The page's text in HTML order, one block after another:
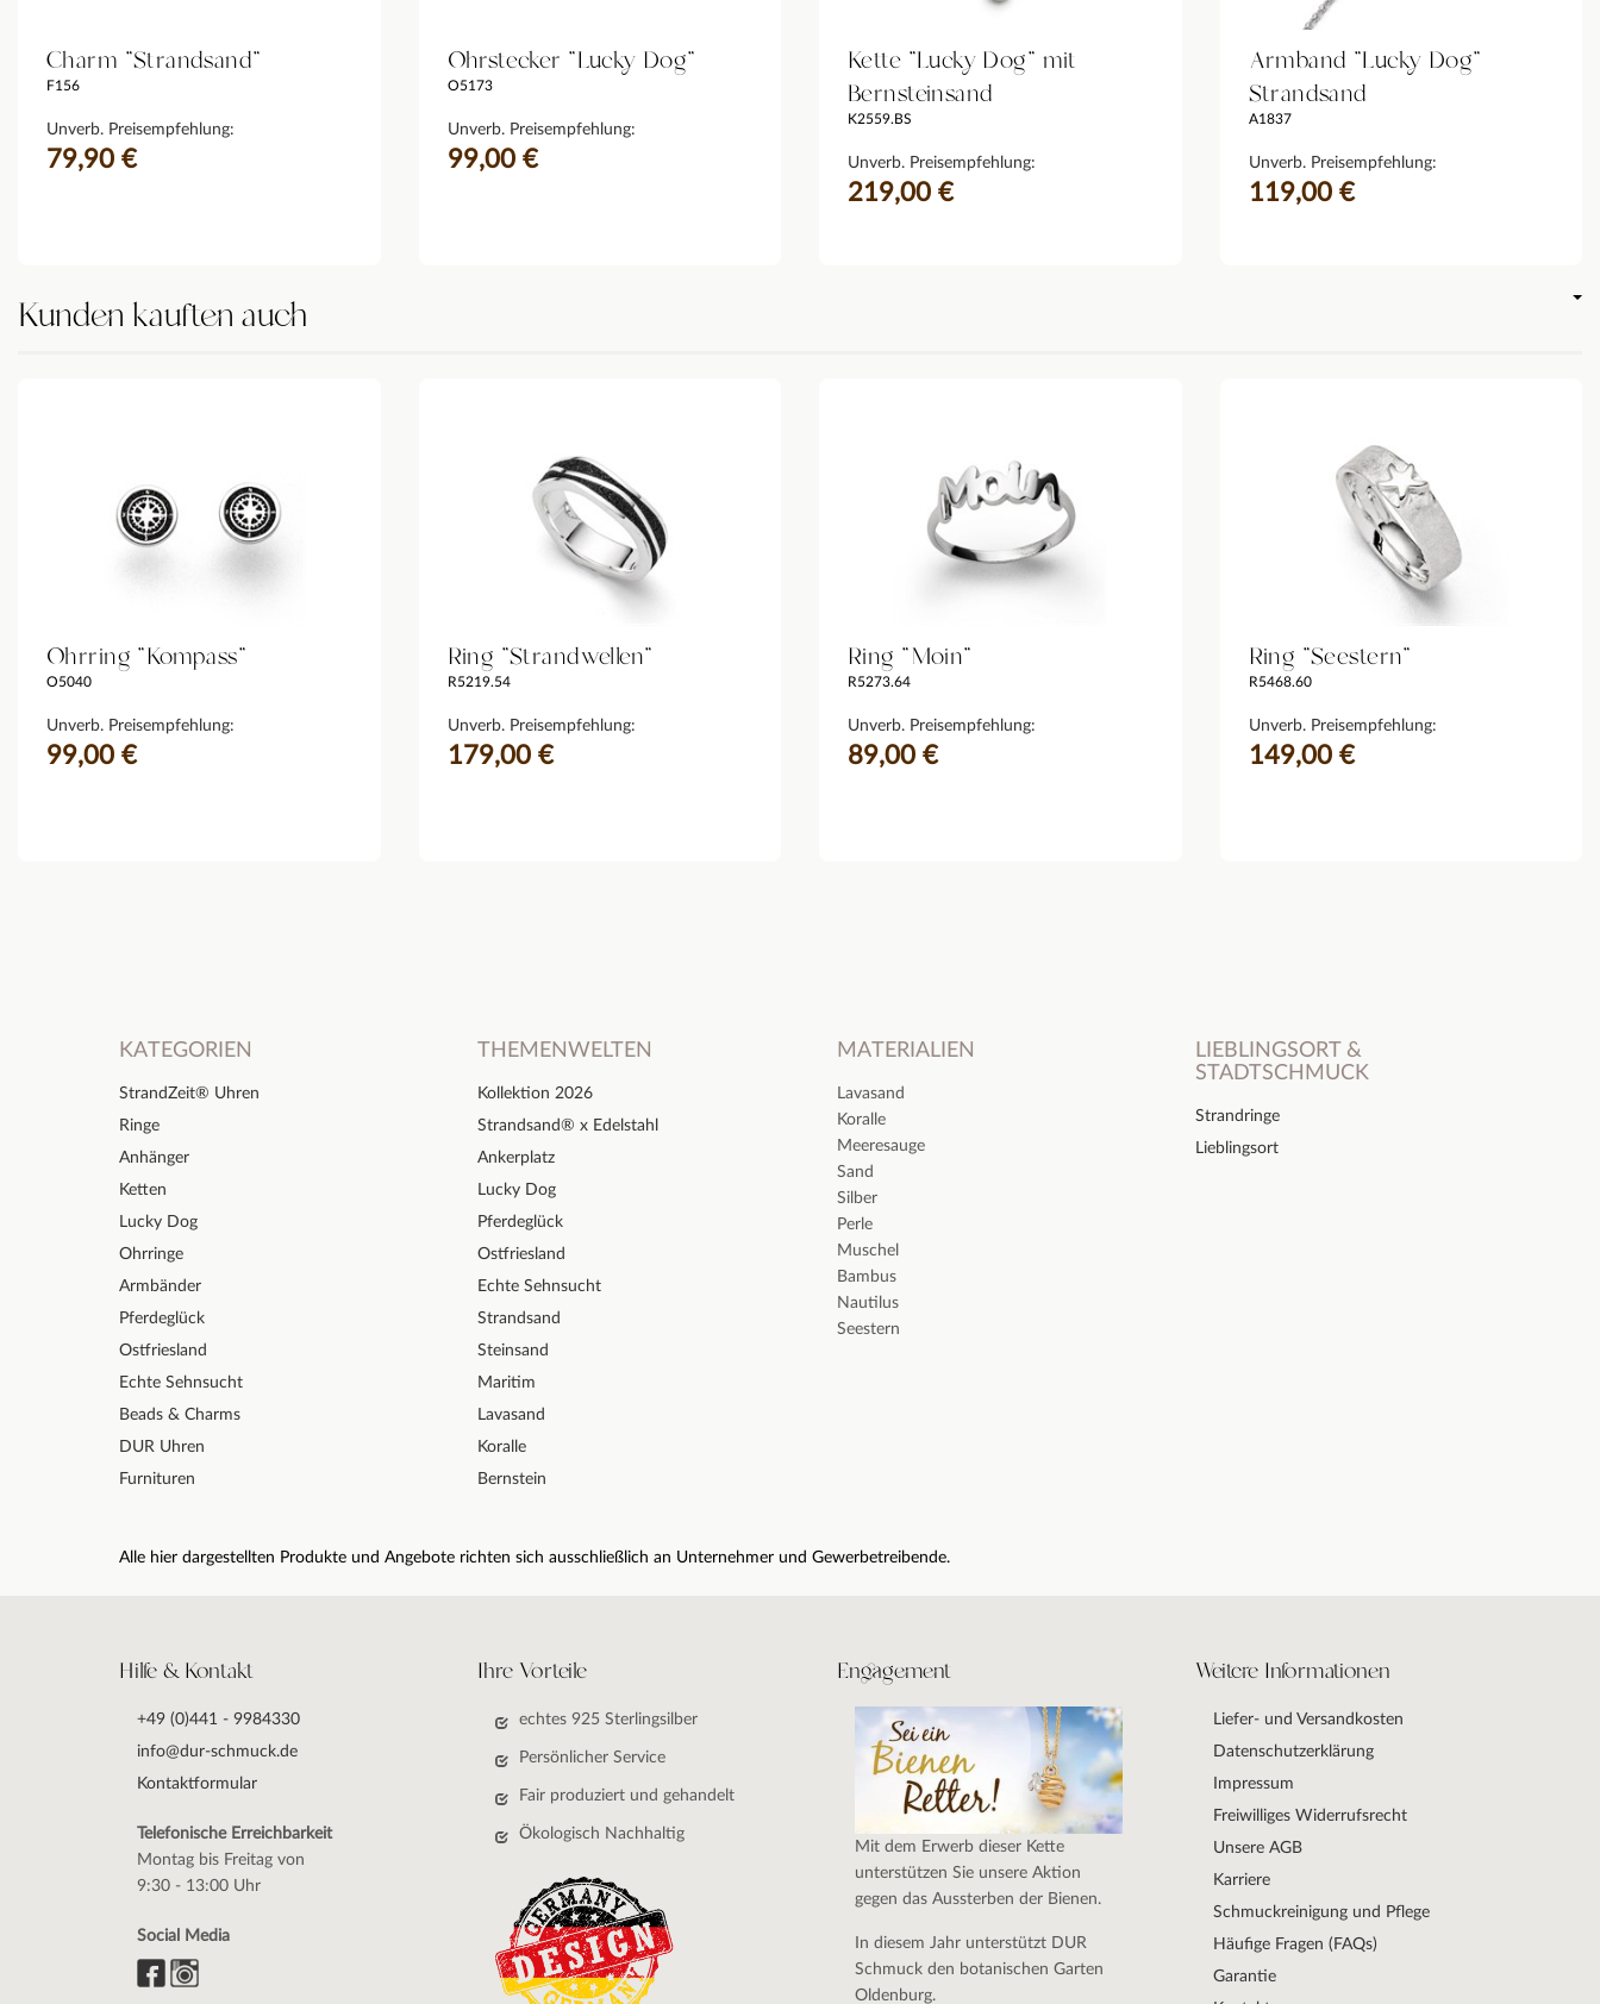
Charm "Strandsand"
F156
Unverb. Preisempfehlung:
79,90 €
Ohrstecker "Lucky Dog"
O5173
Unverb. Preisempfehlung:
99,00 €
Kette "Lucky Dog" mit
Bernsteinsand
K2559.BS
Unverb. Preisempfehlung:
219,00 €
Armband "Lucky Dog"
Strandsand
A1837
Unverb. Preisempfehlung:
119,00 €
Kunden kauften auch
Ohrring "Kompass"
O5040
Unverb. Preisempfehlung:
99,00 €
Ring "Strandwellen"
R5219.54
Unverb. Preisempfehlung:
179,00 €
Ring "Moin"
R5273.64
Unverb. Preisempfehlung:
89,00 €
Ring "Seestern"
R5468.60
Unverb. Preisempfehlung:
149,00 €
KATEGORIEN
StrandZeit® Uhren
Ringe
Anhänger
Ketten
Lucky Dog
Ohrringe
Armbänder
Pferdeglück
Ostfriesland
Echte Sehnsucht
Beads & Charms
DUR Uhren
Furnituren
THEMENWELTEN
Kollektion 2026
Strandsand® x Edelstahl
Ankerplatz
Lucky Dog
Pferdeglück
Ostfriesland
Echte Sehnsucht
Strandsand
Steinsand
Maritim
Lavasand
Koralle
Bernstein
MATERIALIEN
Lavasand
Koralle
Meeresauge
Sand
Silber
Perle
Muschel
Bambus
Nautilus
Seestern
LIEBLINGSORT &
STADTSCHMUCK
Strandringe
Lieblingsort
Alle hier dargestellten Produkte und Angebote richten sich ausschließlich an Unternehmer und Gewerbetreibende.
Hilfe & Kontakt
+49 (0)441 - 9984330
info@dur-schmuck.de
Kontaktformular
Telefonische Erreichbarkeit
Montag bis Freitag von
9:30 - 13:00 Uhr
Social Media
Ihre Vorteile
echtes 925 Sterlingsilber
Persönlicher Service
Fair produziert und gehandelt
Ökologisch Nachhaltig
Engagement
Mit dem Erwerb dieser Kette
unterstützen Sie unsere Aktion
gegen das Aussterben der Bienen.
In diesem Jahr unterstützt DUR
Schmuck den botanischen Garten
Oldenburg.
Weitere Informationen
Liefer- und Versandkosten
Datenschutzerklärung
Impressum
Freiwilliges Widerrufsrecht
Unsere AGB
Karriere
Schmuckreinigung und Pflege
Häufige Fragen (FAQs)
Garantie